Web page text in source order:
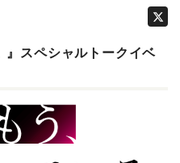
』スペシャルトークイベ